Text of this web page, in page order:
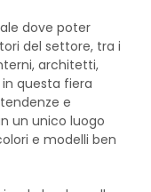
dove poter
del settore, tra i
architetti,
questa fiera
e
un unico luogo
e modelli ben